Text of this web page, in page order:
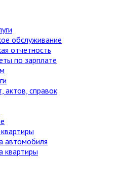
обслуживание
отчетность
по зарплате
актов, справок